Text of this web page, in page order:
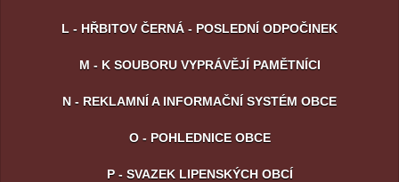
L - HŘBITOV ČERNÁ - POSLEDNÍ ODPOČINEK
M - K SOUBORU VYPRÁVĚJÍ PAMĚTNÍCI
N - REKLAMNÍ A INFORMAČNÍ SYSTÉM OBCE
O - POHLEDNICE OBCE
P - SVAZEK LIPENSKÝCH OBCÍ